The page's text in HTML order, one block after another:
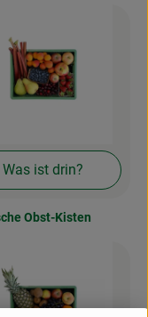
Was ist drin?
Obst-Kisten